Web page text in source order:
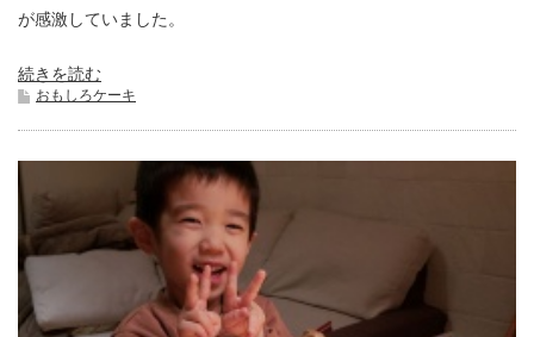
が感激していました。
続きを読む
おもしろケーキ